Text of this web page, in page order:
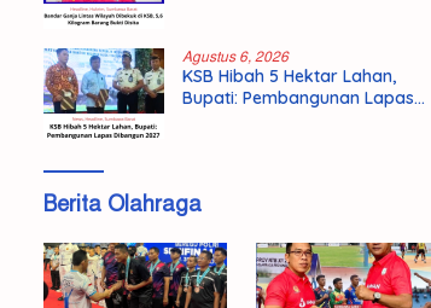
Agustus 6, 2026
KSB Hibah 5 Hektar Lahan,
Bupati: Pembangunan Lapas
Berita Olahraga